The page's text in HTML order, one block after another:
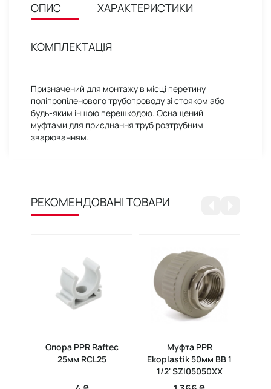
ОПИС ХАРАКТЕРИСТИКИ
КОМПЛЕКТАЦІЯ
Призначений для монтажу в місці перетину
поліпропіленового трубопроводу зі стояком або
будь-яким іншою перешкодою. Оснащений
муфтами для приєднання труб розтрубним
зварюванням.
РЕКОМЕНДОВАНІ ТОВАРИ
Опора PPR Raftec
25мм RCL25
Муфта PPR
Ekoplastik 50мм ВВ 1
1/2' SZI05050XX